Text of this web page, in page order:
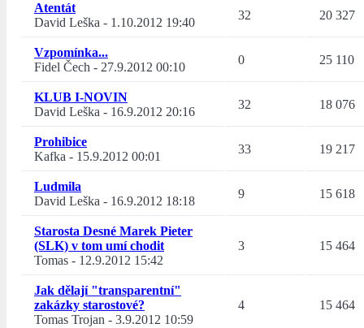
Atentát
David Leška - 1.10.2012 19:40
32 20 327
Vzpomínka...
Fidel Čech - 27.9.2012 00:10
0 25 110
KLUB I-NOVIN
David Leška - 16.9.2012 20:16
32 18 076
Prohibice
Kafka - 15.9.2012 00:01
33 19 217
Ludmila
David Leška - 16.9.2012 18:18
9 15 618
Starosta Desné Marek Pieter
(SLK) v tom umí chodit
Tomas - 12.9.2012 15:42
3 15 464
Jak dělají "transparentní"
zakázky starostové?
Tomas Trojan - 3.9.2012 10:59
4 15 464